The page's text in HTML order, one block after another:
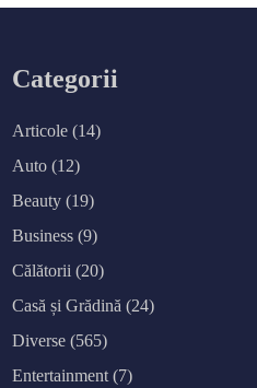
Categorii
Articole (14)
Auto (12)
Beauty (19)
Business (9)
Călătorii (20)
Casă și Grădină (24)
Diverse (565)
Entertainment (7)